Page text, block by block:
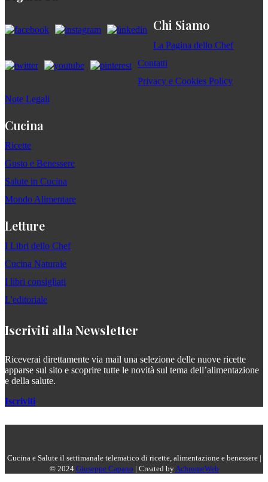
Chi Siamo
La Pagina dello Chef
Contatti
Privacy e Cookies Policy
Note Legali
Cucina
Ricette
Gusto e Benessere
Salute in Cucina
Mondo Alimentare
Letture
I Libri dello Chef
Cucina Naturale
I libri consigliati
L'editoriale
Iscriviti alla Newsletter
Riceverai direttamente via mail una selezione delle nuove ricette
apparse sul sito e scoprire tutte le novità sul tema dell’alimentazione
e della salute.
Iscriviti
Cucina e Salute il settimanale telematico di ricette, alimentazione e benessere |
© 2024 Giuseppe Capano | Created by AchromeWeb